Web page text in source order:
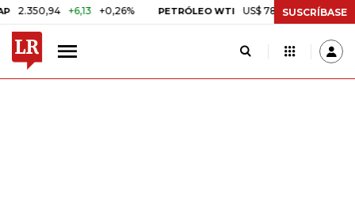
+6,13 +0,26% PETRÓLEO WTI US$ 78,01 US$ 2,92 +3,89%
SUSCRÍBASE